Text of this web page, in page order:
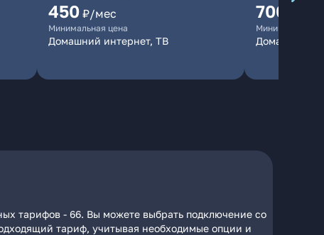
450 ₽/мес
Минимальная цена
Домашний интернет, ТВ
700
Минимальная
Домашний
тарифов - 66. Вы можете выбрать подключение со
тариф, учитывая необходимые опции и